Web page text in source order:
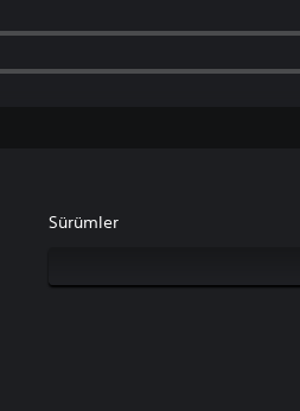
Sürümler